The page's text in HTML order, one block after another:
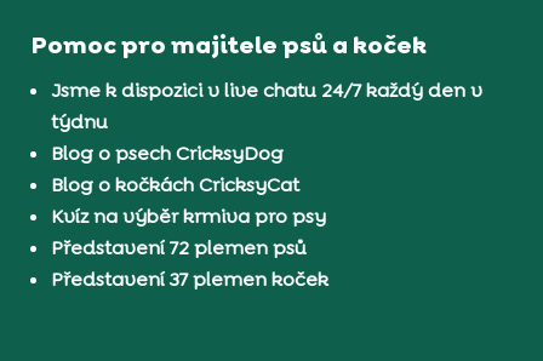
Pomoc pro majitele psů a koček
Jsme k dispozici v live chatu 24/7 každý den v
týdnu
Blog o psech CricksyDog
Blog o kočkách CricksyCat
Kvíz na výběr krmiva pro psy
Představení 72 plemen psů
Představení 37 plemen koček